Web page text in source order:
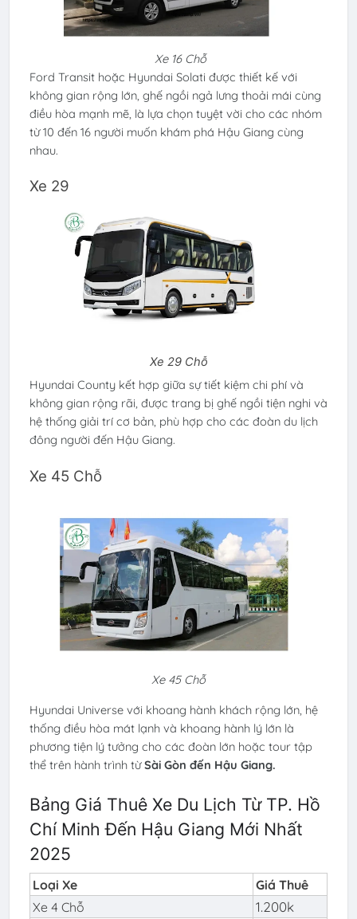
Xe 16 Chỗ
Ford Transit hoặc Hyundai Solati được thiết kế với
không gian rộng lớn, ghế ngồi ngả lưng thoải mái cùng
điều hòa mạnh mẽ, là lựa chọn tuyệt vời cho các nhóm
từ 10 đến 16 người muốn khám phá Hậu Giang cùng
nhau.
Xe 29
Xe 29 Chỗ
Hyundai County kết hợp giữa sự tiết kiệm chi phí và
không gian rộng rãi, được trang bị ghế ngồi tiện nghi và
hệ thống giải trí cơ bản, phù hợp cho các đoàn du lịch
đông người đến Hậu Giang.
Xe 45 Chỗ
Xe 45 Chỗ
Hyundai Universe với khoang hành khách rộng lớn, hệ
thống điều hòa mát lạnh và khoang hành lý lớn là
phương tiện lý tưởng cho các đoàn lớn hoặc tour tập
thể trên hành trình từSài Gòn đến Hậu Giang.
Bảng Giá Thuê Xe Du Lịch Từ TP. Hồ
Chí Minh Đến Hậu Giang Mới Nhất
2025
Loại Xe
Giá Thuê
Xe 4 Chỗ
1.200k